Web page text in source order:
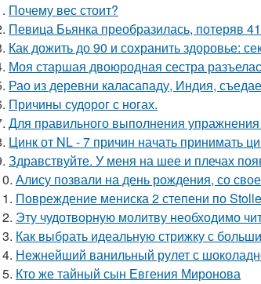
Почему вес стоит?
Певица Бьянка преобразилась, потеряв
Как дожить до 90 и сохранить здоровье:
Моя старшая двоюродная сестра
Рао из деревни каласападу, Индия,
Причины судорог с ногах.
Для правильного выполнения
Цинк от NL - 7 причин начать принимать
Здравствуйте. У меня на шее и плечах
Алису позвали на день рождения, со
Повреждение мениска 2 степени по
Эту чудотворную молитву необходимо
Как выбрать идеальную стрижку с
Нежнейший ванильный рулет с
Кто же тайный сын Евгения Миронова